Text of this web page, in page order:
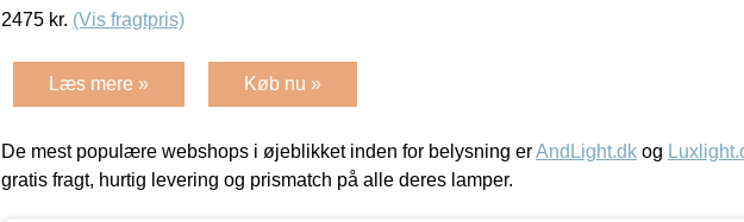
2475 kr. (Vis fragtpris)
Læs mere » Køb nu »
De mest populære webshops i øjeblikket inden for belysning erAndLight.dk og
gratis fragt, hurtig levering og prismatch på alle deres lamper.